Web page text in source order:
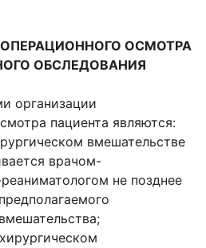
ОСМОТРА
ОБСЛЕДОВАНИЯ
организации
пациента являются:
вмешательстве
врачом-
не позднее